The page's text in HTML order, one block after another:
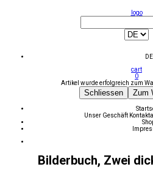
logo
DE
cart
0
Artikel wurde erfolgreich zum
Schliessen Zum
Unser Geschäft
Bilderbuch, Zwei